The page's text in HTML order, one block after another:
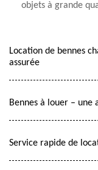
objets à grande
Location de bennes
assurée
Bennes à louer – une
Service rapide de